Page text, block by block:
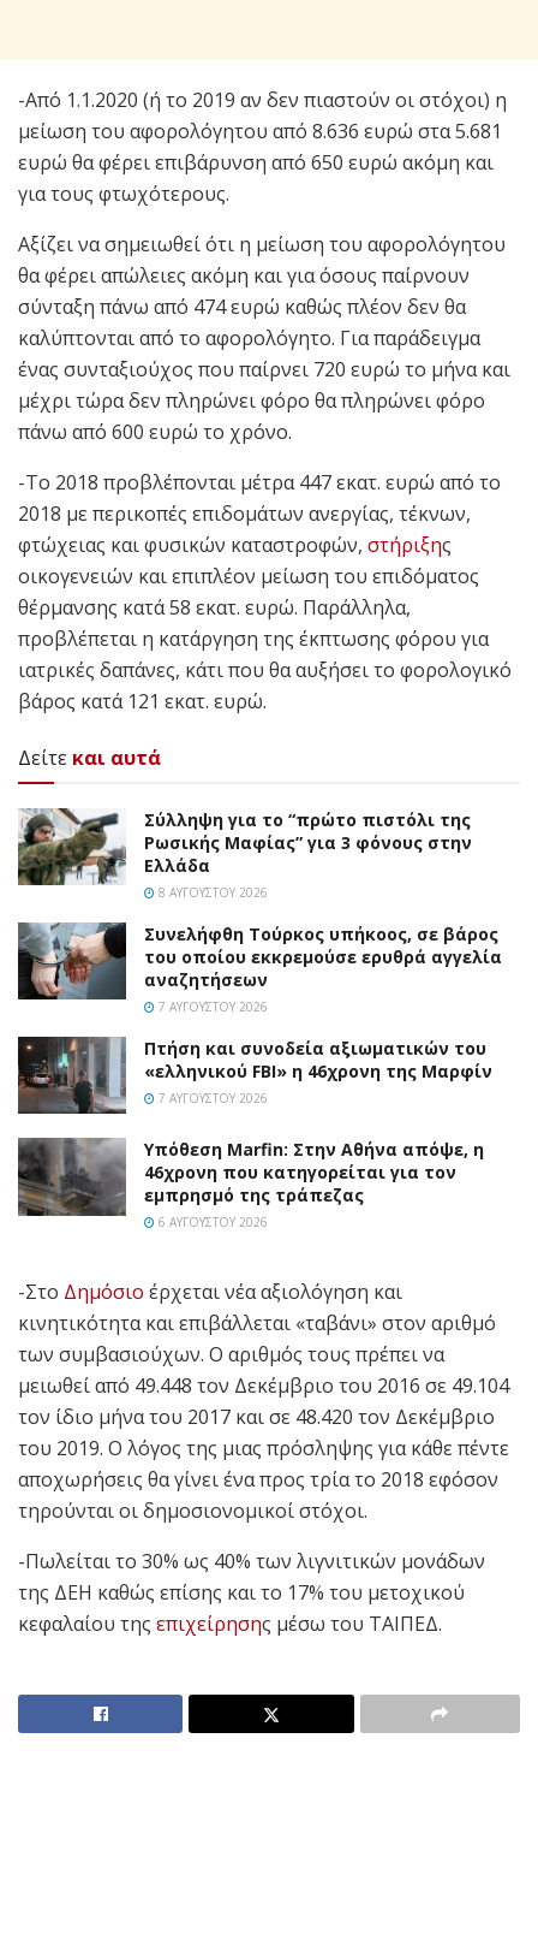
-Από 1.1.2020 (ή το 2019 αν δεν πιαστούν οι στόχοι) η
μείωση του αφορολόγητου από 8.636 ευρώ στα 5.681
ευρώ θα φέρει επιβάρυνση από 650 ευρώ ακόμη και
για τους φτωχότερους.
Αξίζει να σημειωθεί ότι η μείωση του αφορολόγητου
θα φέρει απώλειες ακόμη και για όσους παίρνουν
σύνταξη πάνω από 474 ευρώ καθώς πλέον δεν θα
καλύπτονται από το αφορολόγητο. Για παράδειγμα
ένας συνταξιούχος που παίρνει 720 ευρώ το μήνα και
μέχρι τώρα δεν πληρώνει φόρο θα πληρώνει φόρο
πάνω από 600 ευρώ το χρόνο.
-Το 2018 προβλέπονται μέτρα 447 εκατ. ευρώ από το
2018 με περικοπές επιδομάτων ανεργίας, τέκνων,
φτώχειας και φυσικών καταστροφών, στήριξης
οικογενειών και επιπλέον μείωση του επιδόματος
θέρμανσης κατά 58 εκατ. ευρώ. Παράλληλα,
προβλέπεται η κατάργηση της έκπτωσης φόρου για
ιατρικές δαπάνες, κάτι που θα αυξήσει το φορολογικό
βάρος κατά 121 εκατ. ευρώ.
Δείτε και αυτά
Σύλληψη για το “πρώτο πιστόλι της
Ρωσικής Μαφίας” για 3 φόνους στην
Ελλάδα
8 ΑΥΓΟΎΣΤΟΥ 2026
Συνελήφθη Τούρκος υπήκοος, σε βάρος
του οποίου εκκρεμούσε ερυθρά αγγελία
αναζητήσεων
7 ΑΥΓΟΎΣΤΟΥ 2026
Πτήση και συνοδεία αξιωματικών του
«ελληνικού FBI» η 46χρονη της Μαρφίν
7 ΑΥΓΟΎΣΤΟΥ 2026
Υπόθεση Marfin: Στην Αθήνα απόψε, η
46χρονη που κατηγορείται για τον
εμπρησμό της τράπεζας
6 ΑΥΓΟΎΣΤΟΥ 2026
-Στο Δημόσιο έρχεται νέα αξιολόγηση και
κινητικότητα και επιβάλλεται «ταβάνι» στον αριθμό
των συμβασιούχων. Ο αριθμός τους πρέπει να
μειωθεί από 49.448 τον Δεκέμβριο του 2016 σε 49.104
τον ίδιο μήνα του 2017 και σε 48.420 τον Δεκέμβριο
του 2019. Ο λόγος της μιας πρόσληψης για κάθε πέντε
αποχωρήσεις θα γίνει ένα προς τρία το 2018 εφόσον
τηρούνται οι δημοσιονομικοί στόχοι.
-Πωλείται το 30% ως 40% των λιγνιτικών μονάδων
της ΔΕΗ καθώς επίσης και το 17% του μετοχικού
κεφαλαίου της επιχείρησης μέσω του ΤΑΙΠΕΔ.